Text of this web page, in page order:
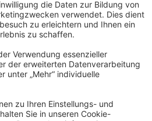
Technologyfor Life